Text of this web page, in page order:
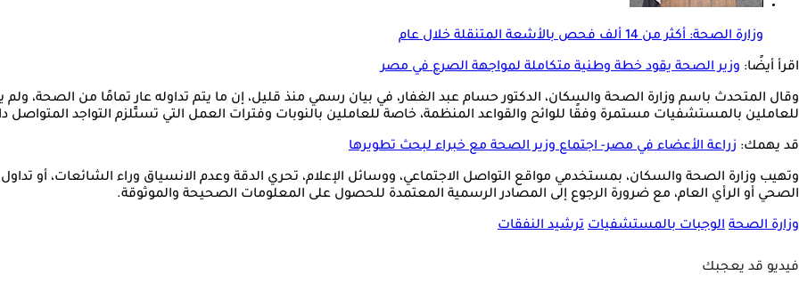
وزارة الصحة: أكثر من 14 ألف فحص بالأشعة المتنقلة خلال عام
اقرأ أيضًا: وزير الصحة يقود خطة وطنية متكاملة لمواجهة الصرع في مصر
وقال المتحدث باسم وزارة الصحة والسكان، الدكتور حسام عبد الغفار، في بيان رسمي منذ قليل، إن ما يتم تداوله عارٍ تمامًا من الصحة،
للعاملين بالمستشفيات مستمرة وفقًا للوائح والقواعد المنظمة، خاصة للعاملين بالنوبات وفترات العمل التي تستلزم التواجد
قد يهمك: زراعة الأعضاء في مصر- اجتماع وزير الصحة مع خبراء لبحث تطويرها
وتهيب وزارة الصحة والسكان، بمستخدمي مواقع التواصل الاجتماعي، ووسائل الإعلام، تحري الدقة وعدم الانسياق وراء الشائعات، أو
الصحي أو الرأي العام، مع ضرورة الرجوع إلى المصادر الرسمية المعتمدة للحصول على المعلومات الصحيحة والموثوقة.
وزارة الصحة الوجبات بالمستشفيات ترشيد النفقات
فيديو قد يعجبك